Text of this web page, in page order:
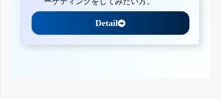
Detail